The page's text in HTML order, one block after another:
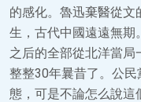
的感化。魯迅棄醫從
生，古代中國遠遠無期
之后的全部從北洋當
整整30年曩昔了。公
態，可是不論怎么說這